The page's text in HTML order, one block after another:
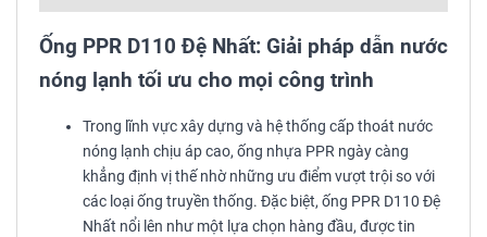
Ống PPR D110 Đệ Nhất: Giải pháp dẫn nước
nóng lạnh tối ưu cho mọi công trình
Trong lĩnh vực xây dựng và hệ thống cấp thoát nước
nóng lạnh chịu áp cao, ống nhựa PPR ngày càng
khẳng định vị thế nhờ những ưu điểm vượt trội so với
các loại ống truyền thống. Đặc biệt, ống PPR D110 Đệ
Nhất nổi lên như một lựa chọn hàng đầu, được tin